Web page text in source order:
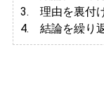
3. 理由を裏付
4. 結論を繰り